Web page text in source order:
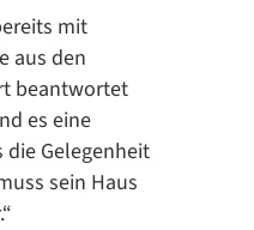
mit
aus den
beantwortet
es eine
Gelegenheit
sein Haus